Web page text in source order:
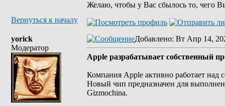
Желаю, чтобы у Вас сбылось то, чего
Вернуться к началу
yorick
Модератор
Добавлено: Вт Апр 14,
Apple разрабатывает собственный
Компания Apple активно работает над
Новый чип предназначен для
Gizmochina.